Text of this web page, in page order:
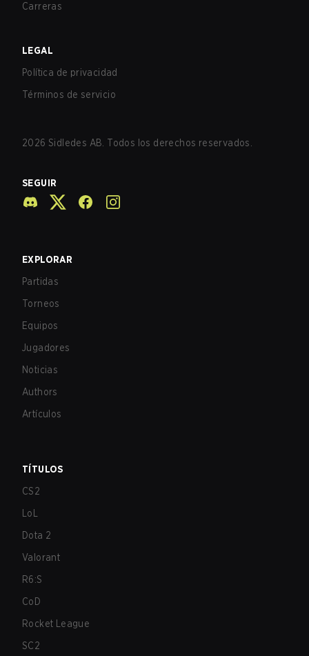
Carreras
LEGAL
Política de privacidad
Términos de servicio
2026 Sidledes AB. Todos los derechos reservados.
SEGUIR
EXPLORAR
Partidas
Torneos
Equipos
Jugadores
Noticias
Authors
Artículos
TÍTULOS
CS2
LoL
Dota 2
Valorant
R6:S
CoD
Rocket League
SC2